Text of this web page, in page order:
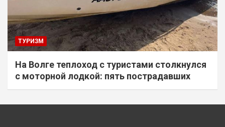
ТУРИЗМ
На Волге теплоход с туристами столкнулся
с моторной лодкой: пять пострадавших